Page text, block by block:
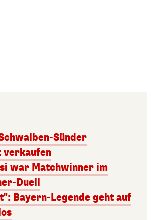
Sünder
verkaufen
war Matchwinner im
Duell
Bayern-Legende geht auf